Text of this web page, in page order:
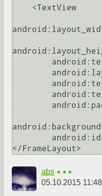
abs ★★★
05.10.2015